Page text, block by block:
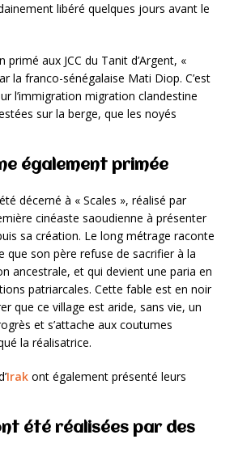
libéré quelques jours avant le
aux JCC du Tanit d’Argent, «
la franco-sénégalaise Mati Diop. C’est
l’immigration migration clandestine
sur la berge, que les noyés
également primée
décerné à « Scales », réalisé par
cinéaste saoudienne à présenter
sa création. Le long métrage raconte
que son père refuse de sacrifier à la
ancestrale, et qui devient une paria en
patriarcales. Cette fable est en noir
que ce village est aride, sans vie, un
et s’attache aux coutumes
la réalisatrice.
Irak ont également présenté leurs
été réalisées par des